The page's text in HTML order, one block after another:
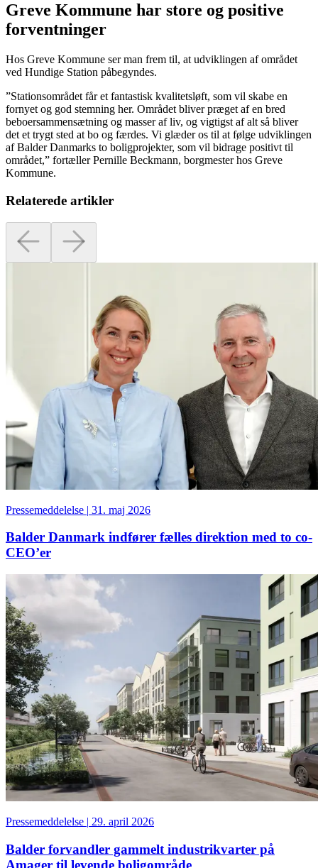
Greve Kommune har store og positive
forventninger
Hos Greve Kommune ser man frem til, at udviklingen af området
ved Hundige Station påbegyndes.
”Stationsområdet får et fantastisk kvalitetsløft, som vil skabe en
fornyet og god stemning her. Området bliver præget af en bred
beboersammensætning og masser af liv, og vigtigst af alt så bliver
det et trygt sted at bo og færdes. Vi glæder os til at følge udviklingen
af Balder Danmarks to boligprojekter, som vil bidrage positivt til
området,” fortæller Pernille Beckmann, borgmester hos Greve
Kommune.
Relaterede artikler
Pressemeddelelse | 31. maj 2026
Balder Danmark indfører fælles direktion med to co-
CEO’er
Pressemeddelelse | 29. april 2026
Balder forvandler gammelt industrikvarter på
Amager til levende boligområde